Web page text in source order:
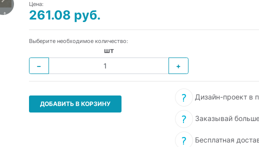
Цена:
261.08 руб.
Выберите необходимое количество:
шт
−
+
ДОБАВИТЬ В КОРЗИНУ
Дизайн-проект в
Заказывай
Бесплатная